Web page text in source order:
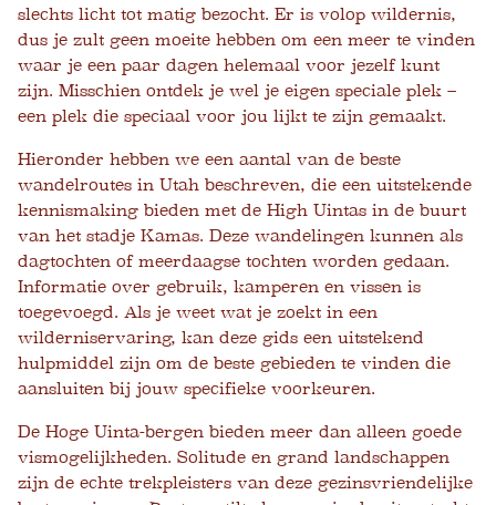
slechts licht tot matig bezocht. Er is volop wildernis,
dus je zult geen moeite hebben om een ​​meer te vinden
waar je een paar dagen helemaal voor jezelf kunt
zijn. Misschien ontdek je wel je eigen speciale plek –
een plek die speciaal voor jou lijkt te zijn gemaakt.
Hieronder hebben we een aantal van de beste
wandelroutes in Utah beschreven, die een uitstekende
kennismaking bieden met de High Uintas in de buurt
van het stadje Kamas. Deze wandelingen kunnen als
dagtochten of meerdaagse tochten worden gedaan.
Informatie over gebruik, kamperen en vissen is
toegevoegd. Als je weet wat je zoekt in een
wilderniservaring, kan deze gids een uitstekend
hulpmiddel zijn om de beste gebieden te vinden die
aansluiten bij jouw specifieke voorkeuren.
De Hoge Uinta-bergen bieden meer dan alleen goede
vismogelijkheden. Solitude en grand landschappen
zijn de echte trekpleisters van deze gezinsvriendelijke